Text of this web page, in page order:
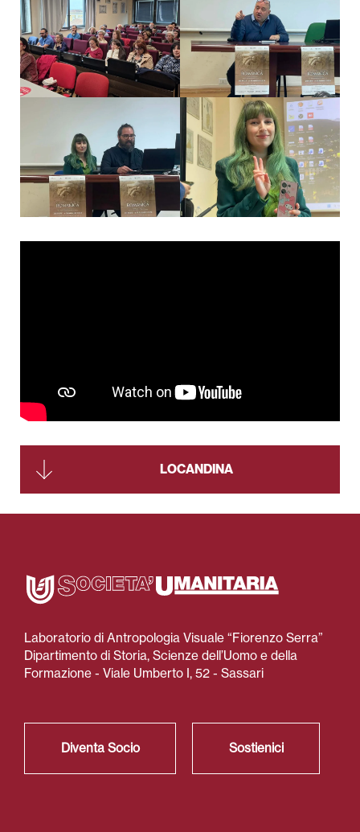
LOCANDINA
Laboratorio di Antropologia Visuale “Fiorenzo Serra”
Dipartimento di Storia, Scienze dell’Uomo e della
Formazione - Viale Umberto I, 52 - Sassari
Diventa Socio Sostienici